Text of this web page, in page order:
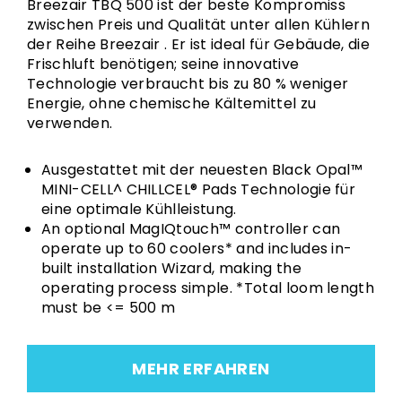
Breezair TBQ 500 ist der beste Kompromiss
zwischen Preis und Qualität unter allen Kühlern
der Reihe Breezair . Er ist ideal für Gebäude, die
Frischluft benötigen; seine innovative
Technologie verbraucht bis zu 80 % weniger
Energie, ohne chemische Kältemittel zu
verwenden.
Ausgestattet mit der neuesten Black Opal™
MINI-CELL^ CHILLCEL® Pads Technologie für
eine optimale Kühlleistung.
An optional MagIQtouch™ controller can
operate up to 60 coolers* and includes in-
built installation Wizard, making the
operating process simple. *Total loom length
must be <= 500 m
MEHR ERFAHREN